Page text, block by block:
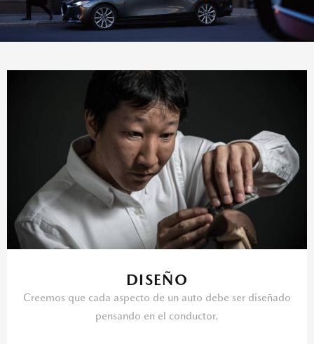
DISEÑO
Creemos que cada aspecto de un auto debe ser diseñado
pensando en el conductor.